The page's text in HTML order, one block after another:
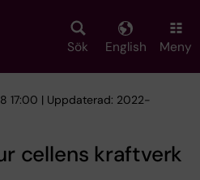
Sök English Meny
17:00 | Uppdaterad: 2022-
cellens kraftverk